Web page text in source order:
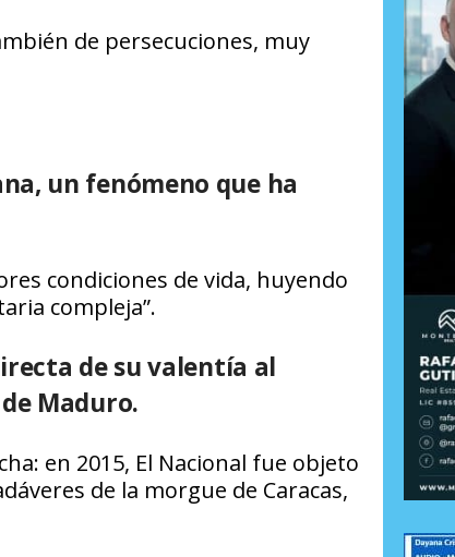
de persecuciones, muy
un fenómeno que ha
condiciones de vida, huyendo
compleja”.
de su valentía al
Maduro.
en 2015, El Nacional fue objeto
de la morgue de Caracas,